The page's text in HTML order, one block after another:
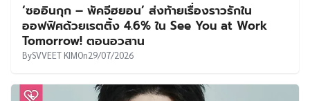
‘ซออินกุก – พัคจีฮยอน’ ส่งท้ายเรื่องราวรักใน
ออฟฟิศด้วยเรตติ้ง 4.6% ใน See You at Work
Tomorrow! ตอนอวสาน
BySVVEET KIMOn29/07/2026